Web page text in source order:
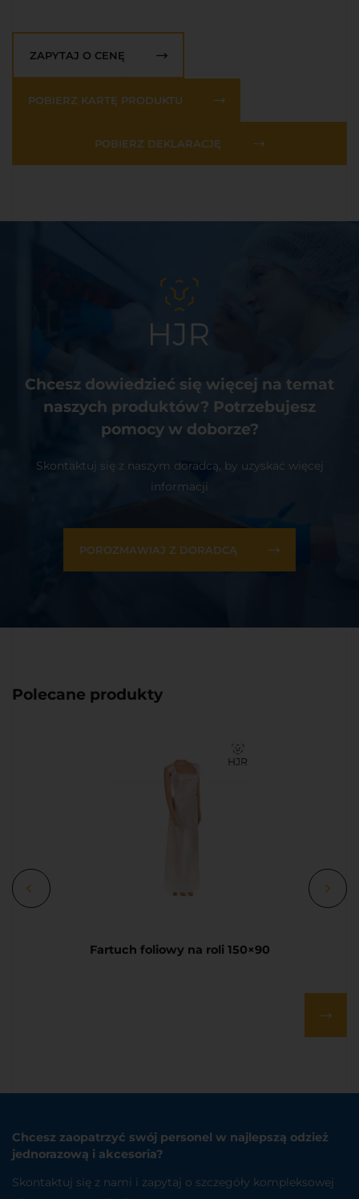
ZAPYTAJ O CENĘ
POBIERZ KARTĘ PRODUKTU
POBIERZ DEKLARACJĘ
Chcesz dowiedzieć się więcej na temat
naszych produktów? Potrzebujesz
pomocy w doborze?
Skontaktuj się z naszym doradcą, by uzyskać więcej
informacji
POROZMAWIAJ Z DORADCĄ
Polecane produkty
Fartuch foliowy na roli 150×90
Chcesz zaopatrzyć swój personel w najlepszą odzież
jednorazową i akcesoria?
Skontaktuj się z nami i zapytaj o szczegóły kompleksowej